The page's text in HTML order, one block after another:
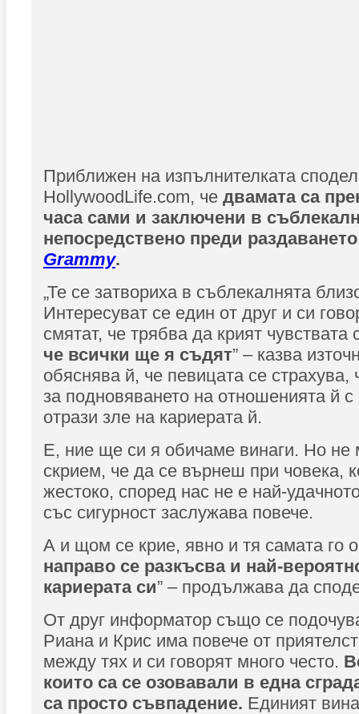
Приближен на изпълнителката
HollywoodLife.com, че двамата са
часа сами и заключени в
непосредствено преди
Grammy.
„Те се затвориха в съблекалнята
Интересуват се един от друг и си
смятат, че трябва да крият чувствата
че всички ще я съдят” – казва
обяснява й, че певицата се страхува,
за подновяването на отношенията й
отрази зле на кариерата й.
Е, ние ще си я обичаме винаги. Но
скрием, че да се върнеш при човека,
жестоко, според нас не е най-
със сигурност заслужава повече.
А и щом се крие, явно и тя самата го
направо се разкъсва и най-
кариерата си” – продължава да
От друг информатор също се
Риана и Крис има повече от
между тях и си говорят много често.
които са се озовавали в една
са просто съвпадение. Единият